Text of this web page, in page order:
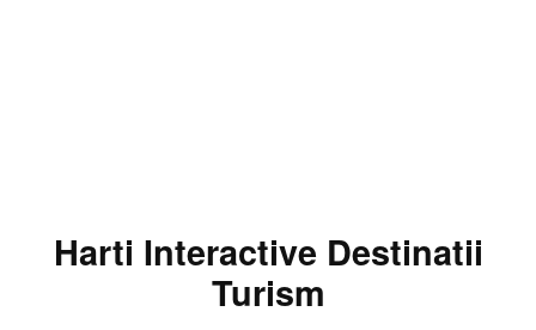
Harti Interactive Destinatii
Turism